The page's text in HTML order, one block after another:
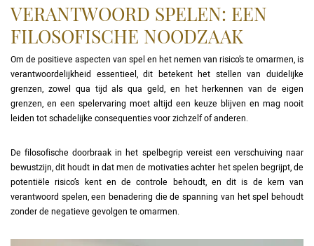
VERANTWOORD SPELEN: EEN
FILOSOFISCHE NOODZAAK
Om de positieve aspecten van spel en het nemen van risico’s te omarmen, is
verantwoordelijkheid essentieel, dit betekent het stellen van duidelijke
grenzen, zowel qua tijd als qua geld, en het herkennen van de eigen
grenzen, en een spelervaring moet altijd een keuze blijven en mag nooit
leiden tot schadelijke consequenties voor zichzelf of anderen.
De filosofische doorbraak in het spelbegrip vereist een verschuiving naar
bewustzijn, dit houdt in dat men de motivaties achter het spelen begrijpt, de
potentiële risico’s kent en de controle behoudt, en dit is de kern van
verantwoord spelen, een benadering die de spanning van het spel behoudt
zonder de negatieve gevolgen te omarmen.